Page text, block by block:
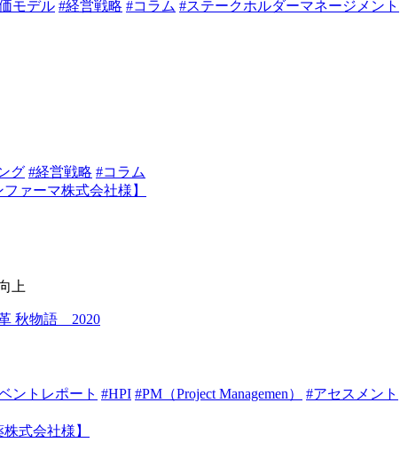
モデル #経営戦略 #コラム #ステークホルダーマネージメント
グ #経営戦略 #コラム
上
秋物語 2020
ントレポート #HPI #PM（Project Managemen） #アセスメント